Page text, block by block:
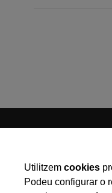
Utilitzemcookies
Podeu configurar o